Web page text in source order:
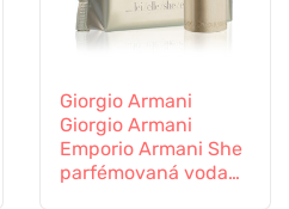
Giorgio Armani
Giorgio Armani
Emporio Armani She
parfémovaná voda